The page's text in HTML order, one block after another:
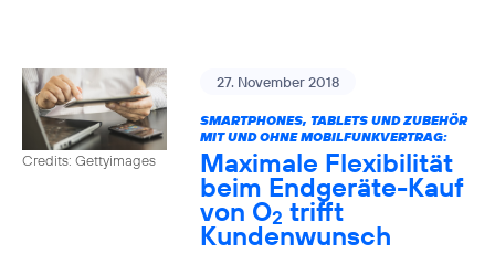
Credits: Gettyimages
27. November 2018
SMARTPHONES, TABLETS UND ZUBEHÖR
MIT UND OHNE MOBILFUNKVERTRAG:
Maximale Flexibilität
beim Endgeräte-Kauf
von O2 trifft
Kundenwunsch